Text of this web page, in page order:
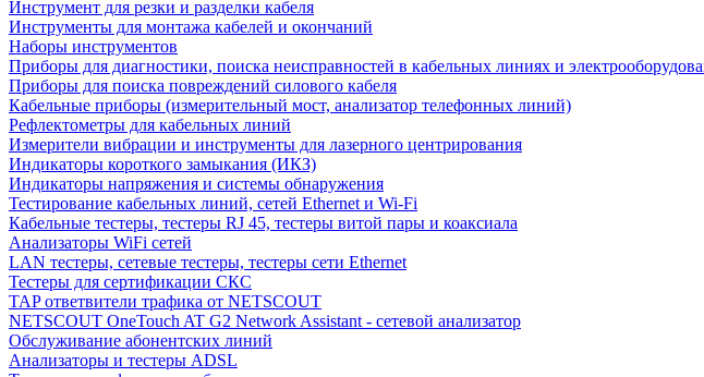
Инструмент для резки и разделки кабеля
Инструменты для монтажа кабелей и окончаний
Наборы инструментов
Приборы для диагностики, поиска неисправностей в кабельных линиях и
Приборы для поиска повреждений силового кабеля
Кабельные приборы (измерительный мост, анализатор телефонных линий)
Рефлектометры для кабельных линий
Измерители вибрации и инструменты для лазерного центрирования
Индикаторы короткого замыкания (ИКЗ)
Индикаторы напряжения и системы обнаружения
Тестирование кабельных линий, сетей Ethernet и Wi-Fi
Кабельные тестеры, тестеры RJ 45, тестеры витой пары и коаксиала
Анализаторы WiFi сетей
LAN тестеры, сетевые тестеры, тестеры сети Ethernet
Тестеры для сертификации СКС
TAP ответвители трафика от NETSCOUT
NETSCOUT OneTouch AT G2 Network Assistant - сетевой анализатор
Обслуживание абонентских линий
Анализаторы и тестеры ADSL